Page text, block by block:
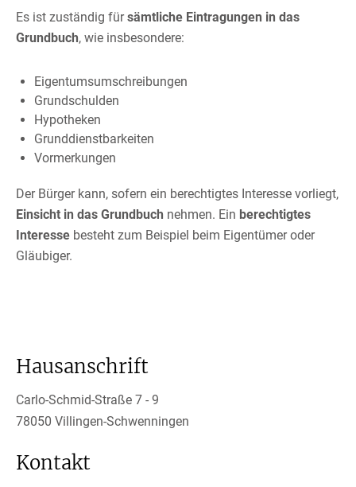
Es ist zuständig fürsämtliche Eintragungen in das
Grundbuch, wie insbesondere:
Eigentumsumschreibungen
Grundschulden
Hypotheken
Grunddienstbarkeiten
Vormerkungen
Der Bürger kann, sofern ein berechtigtes Interesse vorliegt,
Einsicht in das Grundbuch nehmen. Ein berechtigtes
Interesse besteht zum Beispiel beim Eigentümer oder
Gläubiger.
Hausanschrift
Carlo-Schmid-Straße 7 - 9
78050 Villingen-Schwenningen
Kontakt